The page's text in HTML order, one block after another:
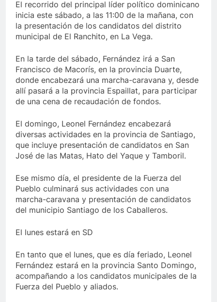
El recorrido del principal líder político dominicano
inicia este sábado, a las 11:00 de la mañana, con
la presentación de los candidatos del distrito
municipal de El Ranchito, en La Vega.
En la tarde del sábado, Fernández irá a San
Francisco de Macorís, en la provincia Duarte,
donde encabezará una marcha-caravana y, desde
allí pasará a la provincia Espaillat, para participar
de una cena de recaudación de fondos.
El domingo, Leonel Fernández encabezará
diversas actividades en la provincia de Santiago,
que incluye presentación de candidatos en San
José de las Matas, Hato del Yaque y Tamboril.
Ese mismo día, el presidente de la Fuerza del
Pueblo culminará sus actividades con una
marcha-caravana y presentación de candidatos
del municipio Santiago de los Caballeros.
El lunes estará en SD
En tanto que el lunes, que es día feriado, Leonel
Fernández estará en la provincia Santo Domingo,
acompañando a los candidatos municipales de la
Fuerza del Pueblo y aliados.